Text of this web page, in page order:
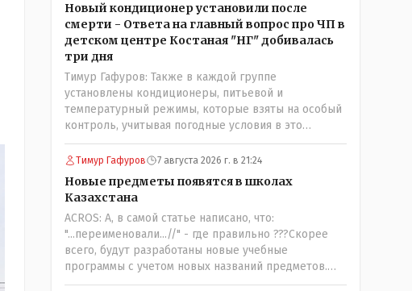
Новый кондиционер установили после
смерти - Ответа на главный вопрос про ЧП в
детском центре Костаная "НГ" добивалась
три дня
Тимур Гафуров: Также в каждой группе
установлены кондиционеры, питьевой и
температурный режимы, которые взяты на особый
контроль, учитывая погодные условия в это
лето.Мы решили. что это - противоречие. Вы
считаете иначе?Ну тут противоречия нет. Этот
трагедии, то есть 29 июля, когда спешно
установили и воду, и новые кондиционеры, и
впервые поставили температурный режим на
контроль. То есть первая часть - информация до
трагедии, вторая часть - информация после
трагедии, когда все уже было исправлено.
Тимур Гафуров 7 августа 2026 г. в 21:24
Новые предметы появятся в школах
Казахстана
ACROS: А, в самой статье написано, что:
"...переименовали...//" - где правильно ???Скорее
всего, будут разработаны новые учебные
программы с учетом новых названий предметов.
Так что предметы - новые. Хоть и